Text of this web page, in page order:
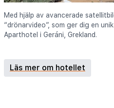
Med hjälp av avancerade
“drönarvideo”, som ger dig en
Aparthotel i Geráni, Grekland.
Läs mer om hotellet